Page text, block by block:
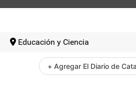
Educación y Ciencia
+ Agregar El Diario de